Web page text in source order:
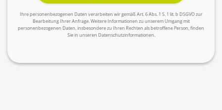
Ihre personenbezogenen Daten verarbeiten wir gemäß Art. 6 Abs. 1 S. 1 lit. b DSGVO zur
Bearbeitung Ihrer Anfrage. Weitere Informationen zu unserem Umgang mit
personenbezogenen Daten, insbesondere zu Ihren Rechten als betroffene Person, finden
Sie in unseren Datenschutzinformationen.